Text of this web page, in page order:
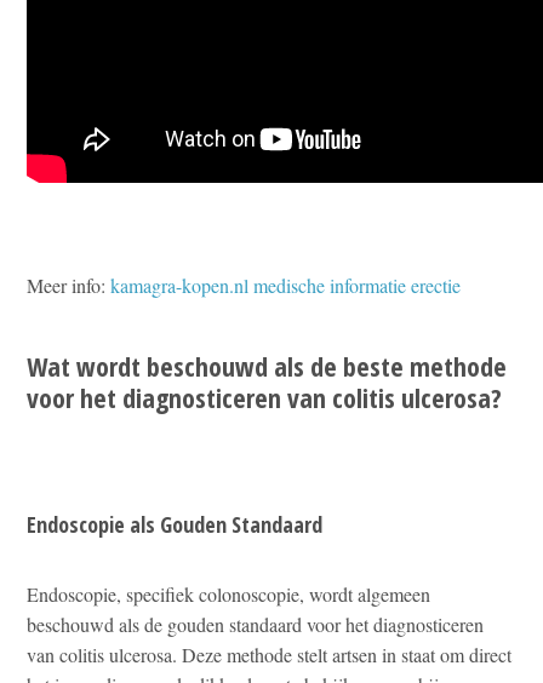
Meer info:kamagra-kopen.nl medische informatie erectie
Wat wordt beschouwd als de beste methode
voor het diagnosticeren van colitis ulcerosa?
Endoscopie als Gouden Standaard
Endoscopie, specifiek colonoscopie, wordt algemeen
beschouwd als de gouden standaard voor het diagnosticeren
van colitis ulcerosa. Deze methode stelt artsen in staat om direct